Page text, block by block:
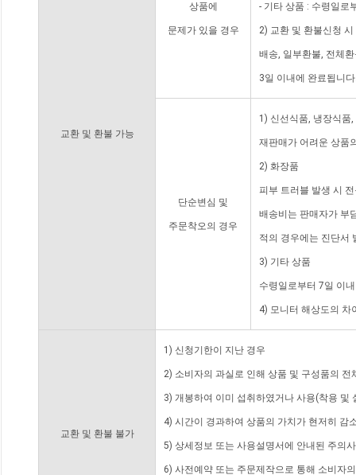
교환 및 환불 가능
상품에
문제가 있을 경우
- 기타 상품 : 수령일로
2) 교환 및 환불신청
배송, 일부환불, 전체
3일 이내에 완료됩니
단순변심 및
주문착오의 경우
1) 신선식품, 냉장식품
재판매가 어려운 상품
2) 화장품
피부 트러블 발생 시
배송비는 판매자가 부
적의 경우에는 진단서
3) 기타 상품
수령일로부터 7일 이
4) 모니터 해상도의 차
교환 및 환불 불가
1) 신청기한이 지난 경우
2) 소비자의 과실로 인해 상품 및 구성품의
3) 개봉하여 이미 섭취하였거나 사용(착용 및
4) 시간이 경과하여 상품의 가치가 현저히 감
5) 상세정보 또는 사용설명서에 안내된 주의
6) 사전예약 또는 주문제작으로 통해 소비자